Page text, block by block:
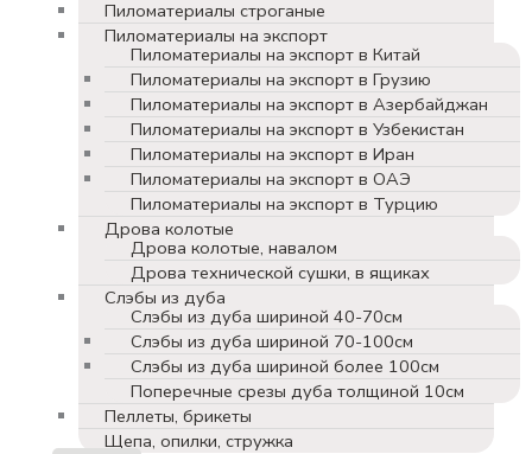
Пиломатериалы строганые
Пиломатериалы на экспорт
Пиломатериалы на экспорт в Китай
Пиломатериалы на экспорт в Грузию
Пиломатериалы на экспорт в Азербайджан
Пиломатериалы на экспорт в Узбекистан
Пиломатериалы на экспорт в Иран
Пиломатериалы на экспорт в ОАЭ
Пиломатериалы на экспорт в Турцию
Дрова колотые
Дрова колотые, навалом
Дрова технической сушки, в ящиках
Слэбы из дуба
Слэбы из дуба шириной 40-70см
Слэбы из дуба шириной 70-100см
Слэбы из дуба шириной более 100см
Поперечные срезы дуба толщиной 10см
Пеллеты, брикеты
Щепа, опилки, стружка